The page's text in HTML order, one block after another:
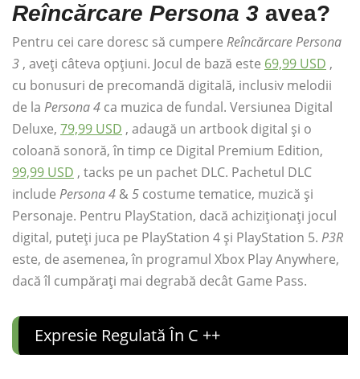
Reîncărcare Persona 3 avea?
Pentru cei care doresc să cumpere Reîncărcare Persona
3 , aveți câteva opțiuni. Jocul de bază este 69,99 USD ,
cu bonusuri de precomandă digitală, inclusiv melodii
de la Persona 4 ca muzica de fundal. Versiunea Digital
Deluxe, 79,99 USD , adaugă un artbook digital și o
coloană sonoră, în timp ce Digital Premium Edition,
99,99 USD , tacks pe un pachet DLC. Pachetul DLC
include Persona 4 &5 costume tematice, muzică și
Personaje. Pentru PlayStation, dacă achiziționați jocul
digital, puteți juca pe PlayStation 4 și PlayStation 5. P3R
este, de asemenea, în programul Xbox Play Anywhere,
dacă îl cumpărați mai degrabă decât Game Pass.
Expresie Regulată În C ++